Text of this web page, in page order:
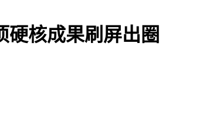
硬核成果刷屏出圈